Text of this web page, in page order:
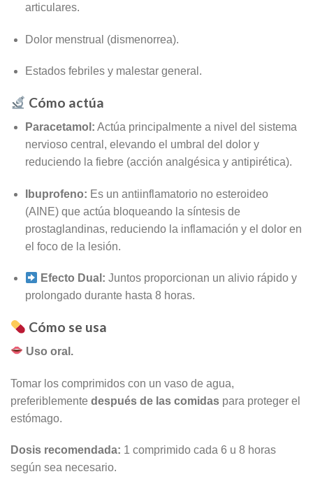
articulares.
Dolor menstrual (dismenorrea).
Estados febriles y malestar general.
Cómo actúa
Paracetamol: Actúa principalmente a nivel del sistema
nervioso central, elevando el umbral del dolor y
reduciendo la fiebre (acción analgésica y antipirética).
Ibuprofeno: Es un antiinflamatorio no esteroideo
(AINE) que actúa bloqueando la síntesis de
prostaglandinas, reduciendo la inflamación y el dolor en
el foco de la lesión.
Efecto Dual: Juntos proporcionan un alivio rápido y
prolongado durante hasta 8 horas.
Cómo se usa
Uso oral.
Tomar los comprimidos con un vaso de agua,
preferiblemente después de las comidas para proteger el
estómago.
Dosis recomendada: 1 comprimido cada 6 u 8 horas
según sea necesario.